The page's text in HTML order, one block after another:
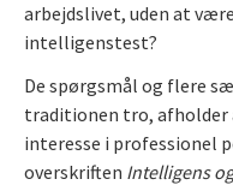
arbejdslivet, uden at
intelligenstest?
De spørgsmål og flere
traditionen tro, afholder
interesse i professionel
overskriften Intelligens